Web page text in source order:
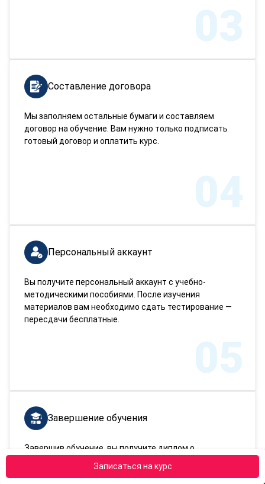
Записаться на курс
03
Составление договора
Мы заполняем остальные бумаги и составляем
договор на обучение. Вам нужно только подписать
готовый договор и оплатить курс.
04
Персональный аккаунт
Вы получите персональный аккаунт с учебно-
методическими пособиями. После изучения
материалов вам необходимо сдать тестирование —
пересдачи бесплатные.
05
Завершение обучения
Завершив обучение, вы получите диплом о